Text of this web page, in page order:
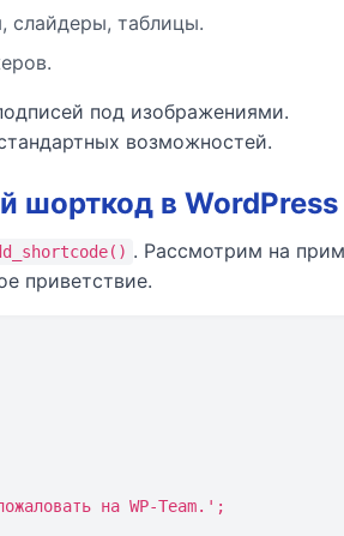
слайдеры, таблицы.
под изображениями.
возможностей.
шорткод в WordPress
. Рассмотрим на
приветствие.